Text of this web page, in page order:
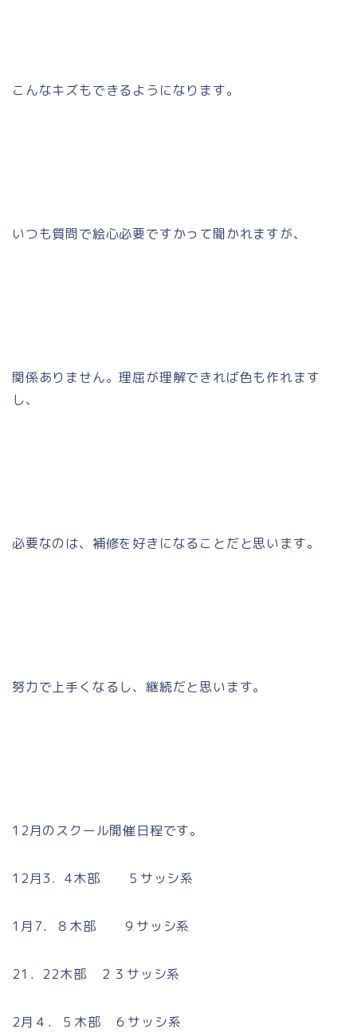
こんなキズもできるようになります。
いつも質問で絵心必要ですかって聞かれますが、
関係ありません。理屈が理解できれば色も作れます
し、
必要なのは、補修を好きになることだと思います。
努力で上手くなるし、継続だと思います。
12月のスクール開催日程です。
12月3．4木部 ５サッシ系
1月7．８木部 ９サッシ系
21．22木部 ２３サッシ系
2月４．５木部 ６サッシ系